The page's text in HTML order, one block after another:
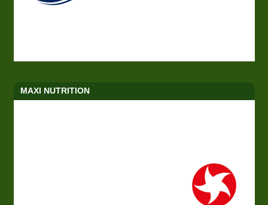
MAXI NUTRITION